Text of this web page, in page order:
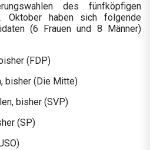
des fünfköpfigen
Oktober haben sich folgende
(6 Frauen und 8 Männer)
(FDP)
bisher (Die Mitte)
bisher (SVP)
(SP)